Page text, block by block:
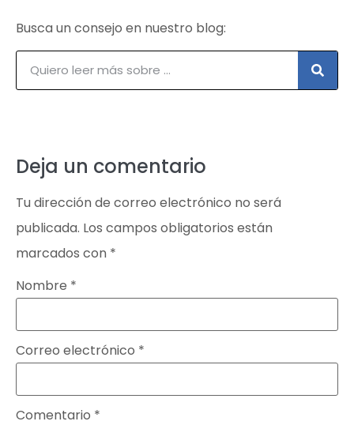
Busca un consejo en nuestro blog:
Deja un comentario
Tu dirección de correo electrónico no será
publicada. Los campos obligatorios están
marcados con *
Nombre *
Correo electrónico *
Comentario *